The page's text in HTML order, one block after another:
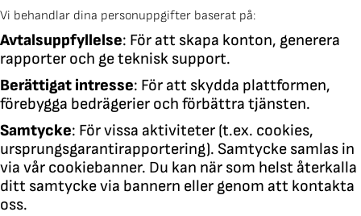
Vi behandlar dina personuppgifter baserat på:
Avtalsuppfyllelse: För att skapa konton, generera
rapporter och ge teknisk support.
Berättigat intresse: För att skydda plattformen,
förebygga bedrägerier och förbättra tjänsten.
Samtycke: För vissa aktiviteter (t.ex. cookies,
ursprungsgarantirapportering). Samtycke samlas in
via vår cookiebanner. Du kan när som helst återkalla
ditt samtycke via bannern eller genom att kontakta
oss.